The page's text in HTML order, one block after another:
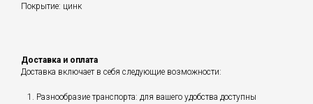
Покрытие: цинк
Доставка и оплата
Доставка включает в себя следующие возможности:
Разнообразие транспорта: для вашего удобства доступны